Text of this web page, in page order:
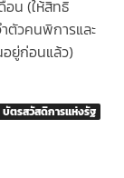
น (ให้สิทธิ
ตัวคนพิการและ
ยู่ก่อนแล้ว)
บัตรสวัสดิการแห่งรัฐ